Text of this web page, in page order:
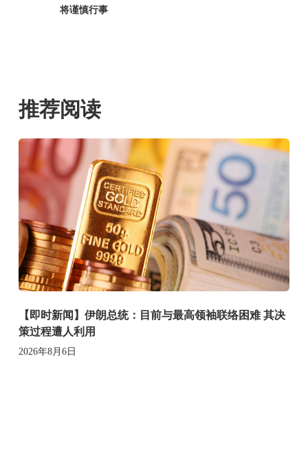
将谨慎行事
推荐阅读
【即时新闻】伊朗总统：目前与最高领袖联络困难 其决
策过程遭人利用
2026年8月6日